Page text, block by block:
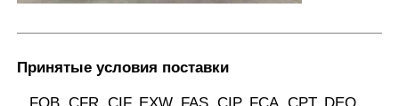
Принятые условия поставки